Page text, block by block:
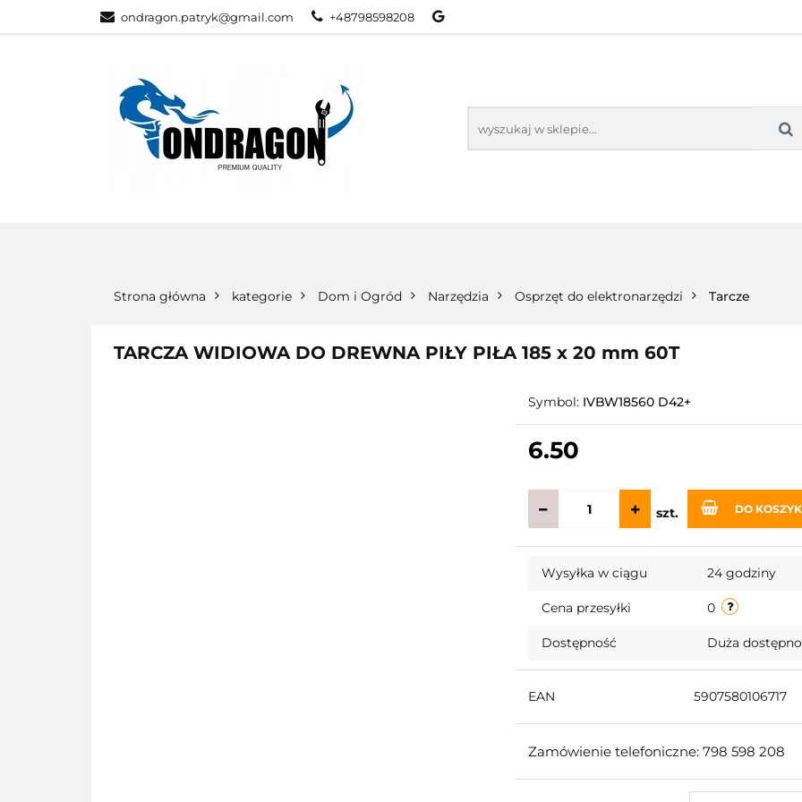
ondragon.patryk@gmail.com +48798598208
KATEGORIE NOWOŚCI
Strona główna kategorie Dom i Ogród Narzędzia Osprzęt do elektronarzędzi Tarcze
TARCZA WIDIOWA DO DREWNA PIŁY PIŁA 185 x 20 mm 60T
Symbol: IVBW18560 D42+
6.50
szt. DO
Wysyłka w ciągu 24 godziny
Cena przesyłki 0
Dostępność Duża
EAN 5907580106717
Zamówienie telefoniczne: 798 598 208